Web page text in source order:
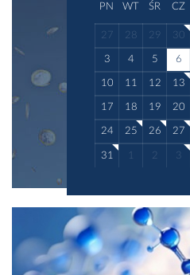
PN WT ŚR CZ
27 28 29 30
3 4 5 6
10 11 12 13
17 18 19 20
24 25 26 27
31 1 2 3